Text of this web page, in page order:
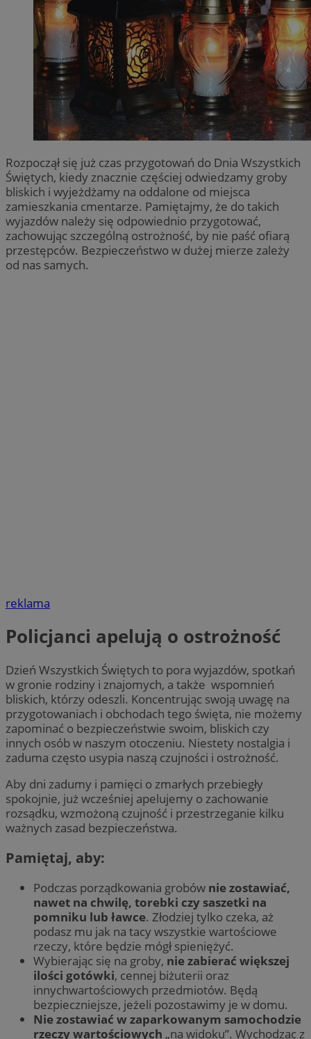
Rozpoczął się już czas przygotowań do Dnia Wszystkich
Świętych, kiedy znacznie częściej odwiedzamy groby
bliskich i wyjeżdżamy na oddalone od miejsca
zamieszkania cmentarze. Pamiętajmy, że do takich
wyjazdów należy się odpowiednio przygotować,
zachowując szczególną ostrożność, by nie paść ofiarą
przestępców. Bezpieczeństwo w dużej mierze zależy
od nas samych.
reklama
Policjanci apelują o ostrożność
Dzień Wszystkich Świętych to pora wyjazdów, spotkań
w gronie rodziny i znajomych, a także wspomnień
bliskich, którzy odeszli. Koncentrując swoją uwagę na
przygotowaniach i obchodach tego święta, nie możemy
zapominać o bezpieczeństwie swoim, bliskich czy
innych osób w naszym otoczeniu. Niestety nostalgia i
zaduma często usypia naszą czujności i ostrożność.
Aby dni zadumy i pamięci o zmarłych przebiegły
spokojnie, już wcześniej apelujemy o zachowanie
rozsądku, wzmożoną czujność i przestrzeganie kilku
ważnych zasad bezpieczeństwa.
Pamiętaj, aby:
Podczas porządkowania grobów nie zostawiać,
nawet na chwilę, torebki czy saszetki na
pomniku lub ławce. Złodziej tylko czeka, aż
podasz mu jak na tacy wszystkie wartościowe
rzeczy, które będzie mógł spieniężyć.
Wybierając się na groby, nie zabierać większej
ilości gotówki, cennej biżuterii oraz
innychwartościowych przedmiotów. Będą
bezpieczniejsze, jeżeli pozostawimy je w domu.
Nie zostawiać w zaparkowanym samochodzie
rzeczy wartościowych „na widoku”. Wychodząc z